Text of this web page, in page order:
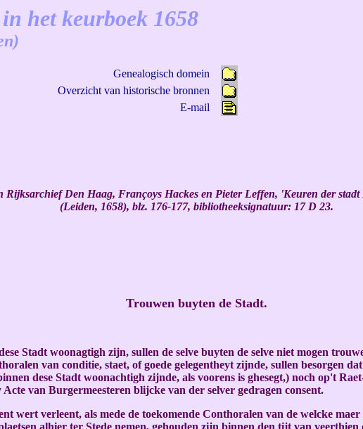
het keurboek 1658
Genealogisch domein
Overzicht van historische bronnen
E-mail
Rijksarchief Den Haag, Françoys Hackes en Pieter Leffen, 'Keuren der stadt
(Leiden, 1658), blz. 176-177, bibliotheeksignatuur: 17 D 23.
Trouwen buyten de Stadt.
Stadt woonagtigh zijn, sullen de selve buyten de selve niet mogen
van conditie, staet, of goede gelegentheyt zijnde, sullen besorgen
dese Stadt woonachtigh zijnde, als voorens is ghesegt,) noch op't
van Burgermeesteren blijcke van der selver gedragen consent.
wert verleent, als mede de toekomende Conthoralen van de welcke
alhier ter Stede nemen, gehouden zijn binnen den tijt van